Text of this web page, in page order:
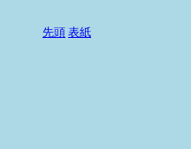
先頭 表紙